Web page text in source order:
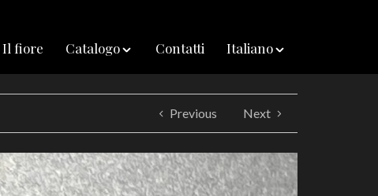
Il fiore Catalogo Contatti Italiano
Previous Next